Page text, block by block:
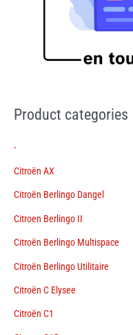
Product categories
-
Citroën AX
Citroën Berlingo Dangel
Citroen Berlingo II
Citroën Berlingo Multispace
Citroën Berlingo Utilitaire
Citroën C Elysee
Citroën C1